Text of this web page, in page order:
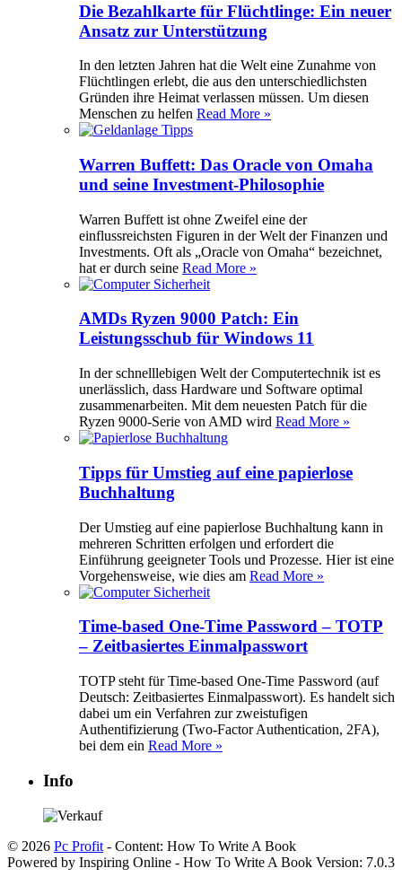
Die Bezahlkarte für Flüchtlinge: Ein neuer
Ansatz zur Unterstützung
In den letzten Jahren hat die Welt eine Zunahme von
Flüchtlingen erlebt, die aus den unterschiedlichsten
Gründen ihre Heimat verlassen müssen. Um diesen
Menschen zu helfen Read More »
Warren Buffett: Das Oracle von Omaha
und seine Investment-Philosophie
Warren Buffett ist ohne Zweifel eine der
einflussreichsten Figuren in der Welt der Finanzen und
Investments. Oft als „Oracle von Omaha“ bezeichnet,
hat er durch seine Read More »
AMDs Ryzen 9000 Patch: Ein
Leistungsschub für Windows 11
In der schnelllebigen Welt der Computertechnik ist es
unerlässlich, dass Hardware und Software optimal
zusammenarbeiten. Mit dem neuesten Patch für die
Ryzen 9000-Serie von AMD wird Read More »
Tipps für Umstieg auf eine papierlose
Buchhaltung
Der Umstieg auf eine papierlose Buchhaltung kann in
mehreren Schritten erfolgen und erfordert die
Einführung geeigneter Tools und Prozesse. Hier ist eine
Vorgehensweise, wie dies am Read More »
Time-based One-Time Password – TOTP
– Zeitbasiertes Einmalpasswort
TOTP steht für Time-based One-Time Password (auf
Deutsch: Zeitbasiertes Einmalpasswort). Es handelt sich
dabei um ein Verfahren zur zweistufigen
Authentifizierung (Two-Factor Authentication, 2FA),
bei dem ein Read More »
Info
© 2026 Pc Profit - Content: How To Write A Book
Powered by Inspiring Online - How To Write A Book Version: 7.0.3